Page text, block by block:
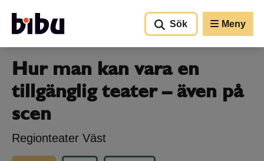
Sök
Meny
Hur man kan vara en
tillgänglig teater – även på
scen
Regionteater Väst